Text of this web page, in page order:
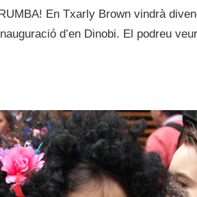
En Txarly Brown vindrà
d’en Dinobi. El podreu